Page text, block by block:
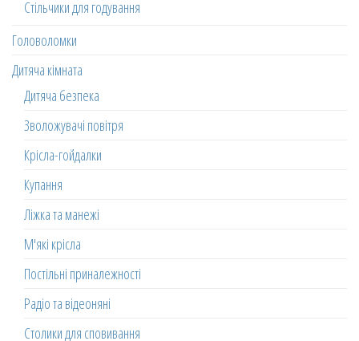
Стільчики для годування
Головоломки
Дитяча кімната
Дитяча безпека
Зволожувачі повітря
Крісла-гойдалки
Купання
Ліжка та манежі
М'які крісла
Постільні приналежності
Радіо та відеоняні
Столики для сповивання